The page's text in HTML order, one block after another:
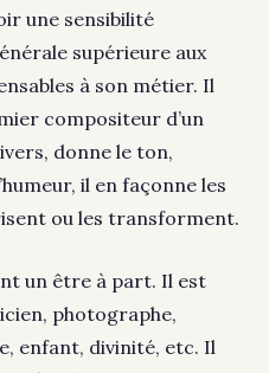
une sensibilité
supérieure aux
à son métier. Il
compositeur d’un
donne le ton,
il en façonne les
ou les transforment.
un être à part. Il est
photographe,
enfant, divinité, etc. Il